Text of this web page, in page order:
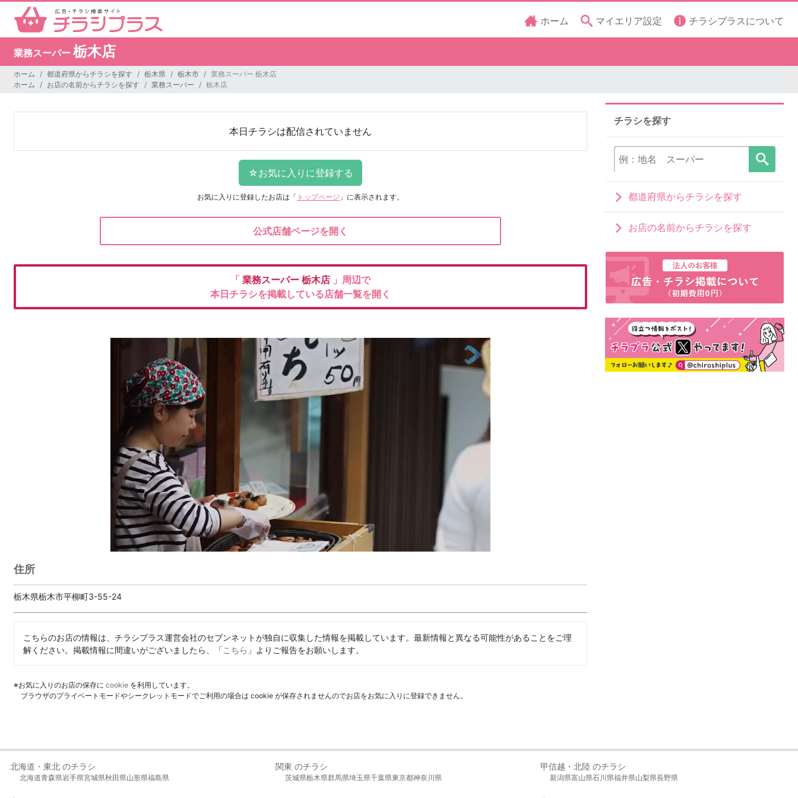
ホーム マイエリア設定 チラシプラスについて
業務スーパー 栃木店
ホーム 都道府県からチラシを探す 栃木県 栃木市
業務スーパー 栃木店
ホーム
お店の名前からチラシを探す 業務スーパー 栃木店
本日チラシは配信されていません
お気に入りに登録したお店は 「 トップページ 」に表示されます。
公式店舗ページを開く
「 業務スーパー 栃木店 」周辺で
本日チラシを掲載している店舗一覧を開く
住所
栃木県栃木市平柳町3-55-24
こちらのお店の情報は、チラシプラス運営会社のセブンネットが独自に収集した情報を掲載しています。最新情報と異なる可能性があることをご理
解ください。掲載情報に間違いがございましたら、「こちら 」よりご報告をお願いします。
※お気に入りのお店の保存に cookie を利用しています。
ブラウザのプライベートモードやシークレットモードでご利用の場合は cookie が保存されませんのでお店をお気に入りに登録できません。
チラシを探す
都道府県からチラシを探す
お店の名前からチラシを探す
北海道・東北 のチラシ
北海道青森県岩手県宮城県秋田県山形県福島県
関東 のチラシ
茨城県栃木県群馬県埼玉県千葉県東京都神奈川県
甲信越・北陸 のチラシ
新潟県富山県石川県福井県山梨県長野県